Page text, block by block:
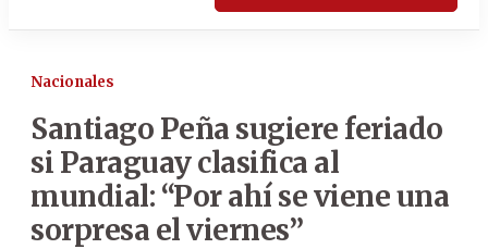
Nacionales
Santiago Peña sugiere feriado
si Paraguay clasifica al
mundial: “Por ahí se viene una
sorpresa el viernes”